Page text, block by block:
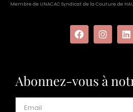
Membre de UNACAC Syndicat de la Couture de
Abonnez-vous à